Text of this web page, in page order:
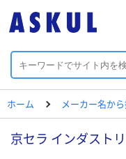
ホーム メーカー名から
京セラ インダスト